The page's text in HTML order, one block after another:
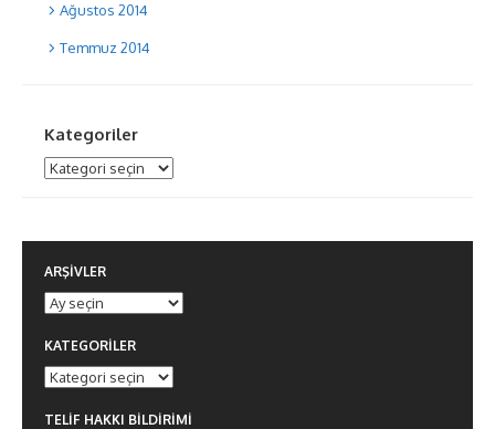
Ağustos 2014
Temmuz 2014
Kategoriler
Kategoriler
ARŞIVLER
Arşivler
KATEGORILER
Kategoriler
TELIF HAKKI BILDIRIMI